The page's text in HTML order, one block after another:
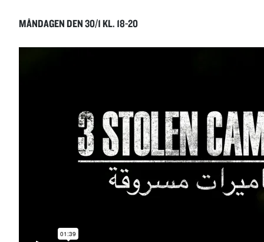
MÅNDAGEN DEN 30/1 KL. 18-20